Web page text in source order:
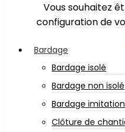
Vous souhaitez
configuration de
Bardage
Bardage isolé
Bardage non isolé
Bardage
Clôture de